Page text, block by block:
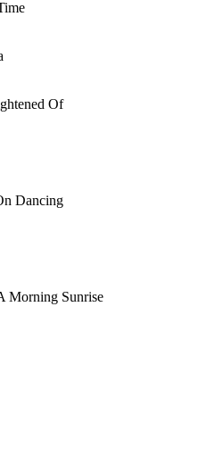
Of
Dancing
Morning Sunrise